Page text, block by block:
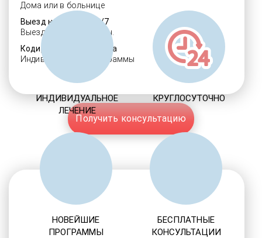
Дома или в больнице
Выезд нарколога 24/7
Выезд в течение 30 мин.
Кодировка алкоголизма
Индивидуальные программы
Получить консультацию
ИНДИВИДУАЛЬНОЕ
ЛЕЧЕНИЕ
КРУГЛОСУТОЧНО
НОВЕЙШИЕ
ПРОГРАММЫ
БЕСПЛАТНЫЕ
КОНСУЛЬТАЦИИ